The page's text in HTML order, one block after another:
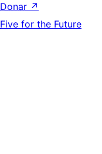
Donar ↗
Five for the Future